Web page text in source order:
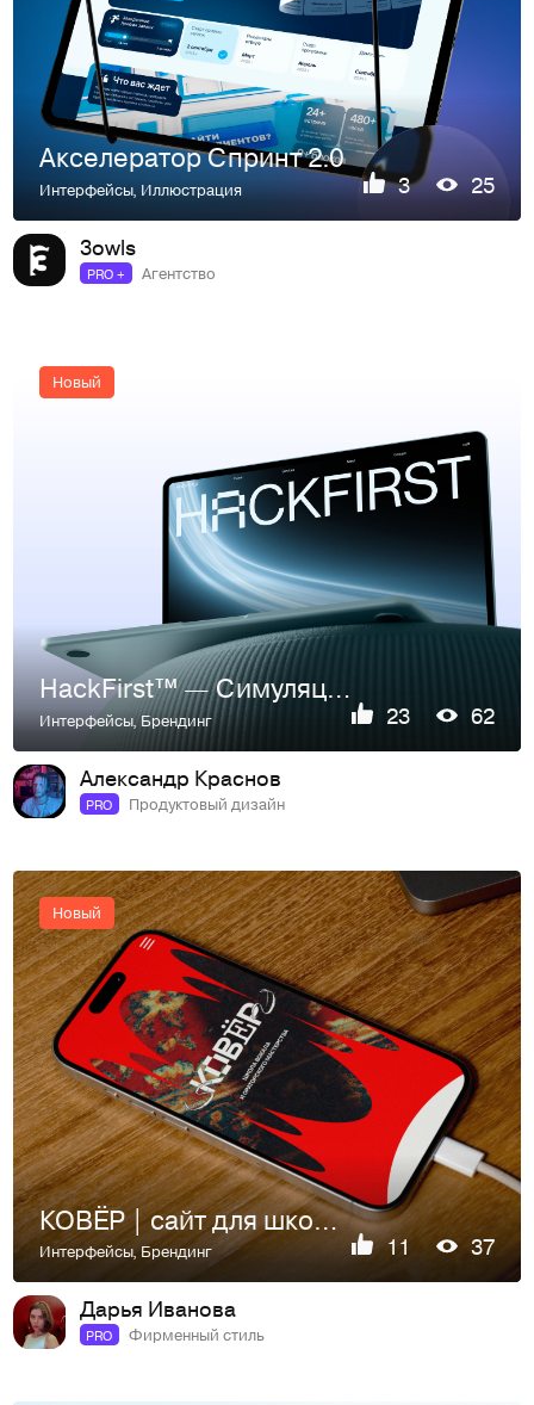
Акселератор Спринт 2.0
Интерфейсы,Иллюстрация 3 25
3owls
PRO + Агентство
Новый
HackFirst™ — Симуляции кибератак нового поколения
Интерфейсы,Брендинг 23 62
Александр Краснов
PRO Продуктовый дизайн
Новый
КОВЁР | сайт для школы вокала
Интерфейсы,Брендинг 11 37
Дарья Иванова
PRO Фирменный стиль